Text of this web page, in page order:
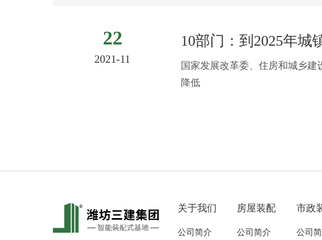
22
2021-11
10部门：到2025年城
国家发展改革委、住房和城乡建
降低
关于我们
公司简介
房屋装配
公司简介
市政
公司